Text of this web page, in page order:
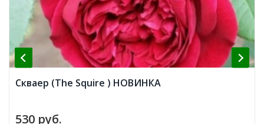
Скваер (The Squire ) НОВИНКА
530 руб.